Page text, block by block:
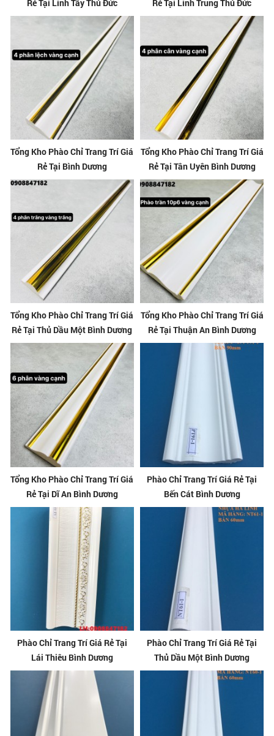
Rẻ Tại Linh Tây Thủ Đức Rẻ Tại Linh Trung Thủ Đức
Tổng Kho Phào Chỉ Trang Trí Giá
Rẻ Tại Bình Dương
Tổng Kho Phào Chỉ Trang Trí Giá
Rẻ Tại Tân Uyên Bình Dương
Tổng Kho Phào Chỉ Trang Trí Giá
Rẻ Tại Thủ Dầu Một Bình Dương
Tổng Kho Phào Chỉ Trang Trí Giá
Rẻ Tại Thuận An Bình Dương
Tổng Kho Phào Chỉ Trang Trí Giá
Rẻ Tại Dĩ An Bình Dương
Phào Chỉ Trang Trí Giá Rẻ Tại
Bến Cát Bình Dương
Phào Chỉ Trang Trí Giá Rẻ Tại
Lái Thiêu Bình Dương
Phào Chỉ Trang Trí Giá Rẻ Tại
Thủ Dầu Một Bình Dương